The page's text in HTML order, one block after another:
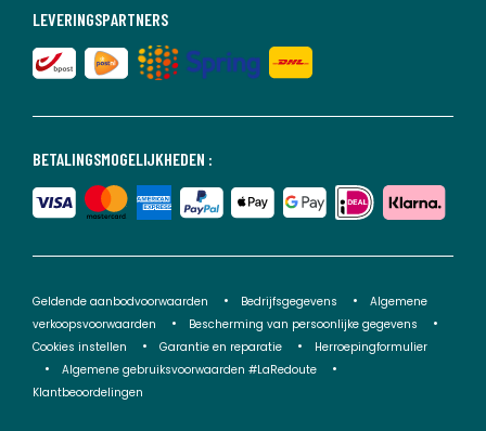
BETALINGSMOGELIJKHEDEN :
LEVERINGSPARTNERS
Geldende aanbodvoorwaarden Bedrijfsgegevens
Algemene
verkoopsvoorwaarden
Bescherming van persoonlijke gegevens
Cookies instellen
Garantie en reparatie
Herroepingformulier
Algemene gebruiksvoorwaarden #LaRedoute
Klantbeoordelingen